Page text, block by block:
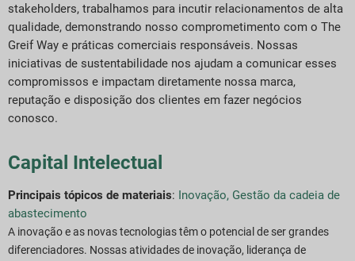
stakeholders, trabalhamos para incutir relacionamentos de alta
qualidade, demonstrando nosso comprometimento com o The
Greif Way e práticas comerciais responsáveis. Nossas
iniciativas de sustentabilidade nos ajudam a comunicar esses
compromissos e impactam diretamente nossa marca,
reputação e disposição dos clientes em fazer negócios
conosco.
Capital Intelectual
Principais tópicos de materiais: Inovação, Gestão da cadeia de
abastecimento
A inovação e as novas tecnologias têm o potencial de ser grandes
diferenciadores. Nossas atividades de inovação, liderança de